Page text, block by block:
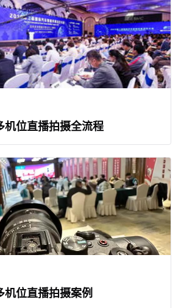
机位直播拍摄全流程
机位直播拍摄案例